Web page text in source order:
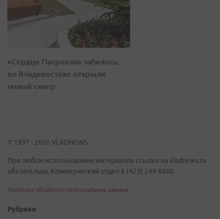
«Сердце Патрокла» забилось:
во Владивостоке открыли
новый сквер
© 1997 - 2026 VLADNEWS
При любом использовании материалов ссылка на vladnews.ru
обязательна. Коммерческий отдел 8 (423) 249-8800
Политика обработки персональных данных
Рубрики